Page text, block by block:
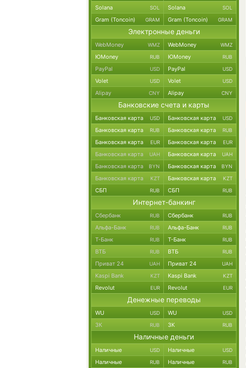
Solana SOL Solana SOL
Gram (Toncoin) GRAM Gram (Toncoin) GRAM
Электронные деньги
WebMoney WMZ WebMoney WMZ
ЮMoney RUB ЮMoney RUB
PayPal USD PayPal USD
Volet USD Volet USD
Alipay CNY Alipay CNY
Банковские счета и карты
Банковская карта USD Банковская карта USD
Банковская карта RUB Банковская карта RUB
Банковская карта EUR Банковская карта EUR
Банковская карта UAH Банковская карта UAH
Банковская карта BYN Банковская карта BYN
Банковская карта KZT Банковская карта KZT
СБП RUB СБП RUB
Интернет-банкинг
Сбербанк RUB Сбербанк RUB
Альфа-Банк RUB Альфа-Банк RUB
Т-Банк RUB Т-Банк RUB
ВТБ RUB ВТБ RUB
Приват 24 UAH Приват 24 UAH
Kaspi Bank KZT Kaspi Bank KZT
Revolut EUR Revolut EUR
Денежные переводы
WU USD WU USD
ЗК RUB ЗК RUB
Наличные деньги
Наличные USD Наличные USD
Наличные RUB Наличные RUB